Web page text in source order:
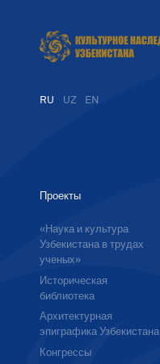
RU UZ EN
Проекты
«Наука и культура
Узбекистана в трудах
ученых»
Историческая
библиотека
Архитектурная
эпиграфика Узбекистана
Конгрессы